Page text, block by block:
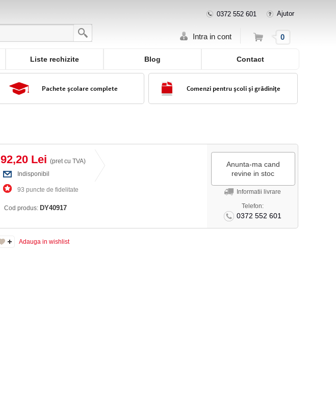
0372 552 601 Ajutor
Intra in cont Cos 0
Liste rechizite Blog Contact
Pachete școlare complete Comenzi pentru școli și grădinițe
92,20 Lei (pret cu TVA)
Indisponibil
93 puncte de fidelitate
Cod produs: DY40917
Anunta-ma cand
revine in stoc
Informatii livrare
Telefon:
0372 552 601
Adauga in wishlist